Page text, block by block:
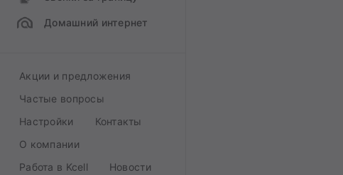
Домашний интернет
Акции и предложения
Частые вопросы
Настройки
Контакты
О компании
Работа в Kcell
Новости